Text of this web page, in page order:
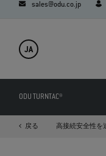
sales@odu.co.jp
JA
ODU TURNTAC®
製品を比較する
戻る
ページ 製品 高接続安全性を